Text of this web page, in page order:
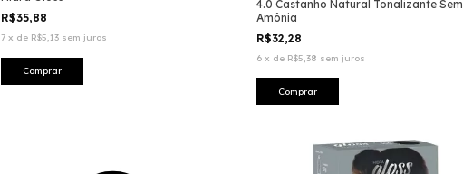
R$35,88
7 x de R$5,13 sem juros
4.0 Castanho Natural Tonalizante Sem
Amônia
R$32,28
6 x de R$5,38 sem juros